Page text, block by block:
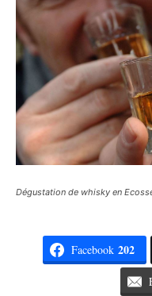
Dégustation de whisky en
Facebook 202